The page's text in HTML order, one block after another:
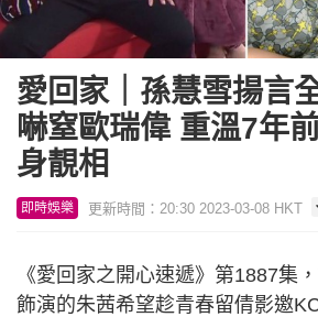
愛回家｜孫慧雪揚言
嚇窒歐瑞偉 重溫7年
身靚相
即時娛樂 更新時間：20:30 2023-03-08 HKT
《愛回家之開心速遞》第1887集
飾演的朱茜希望趁青春留倩影邀